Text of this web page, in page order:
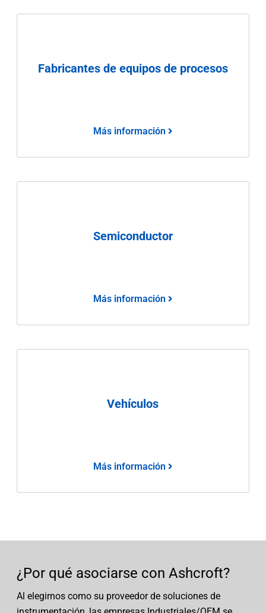
Fabricantes de equipos de procesos
Más información
Semiconductor
Más información
Vehículos
Más información
¿Por qué asociarse con Ashcroft?
Al elegirnos como su proveedor de soluciones de